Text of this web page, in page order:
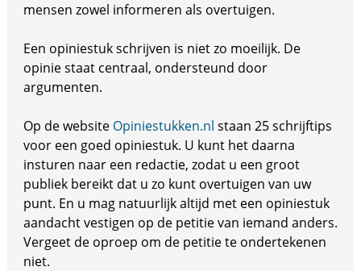
mensen zowel informeren als overtuigen.
Een opiniestuk schrijven is niet zo moeilijk. De
opinie staat centraal, ondersteund door
argumenten.
Op de website Opiniestukken.nl staan 25 schrijftips
voor een goed opiniestuk. U kunt het daarna
insturen naar een redactie, zodat u een groot
publiek bereikt dat u zo kunt overtuigen van uw
punt. En u mag natuurlijk altijd met een opiniestuk
aandacht vestigen op de petitie van iemand anders.
Vergeet de oproep om de petitie te ondertekenen
niet.